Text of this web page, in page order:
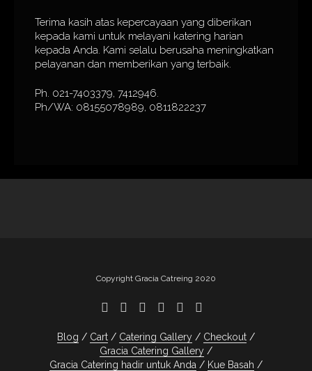
Terima kasih atas kepercayaan yang diberikan
kepada kami untuk melayani katering harian
kepada Anda. Kami selalu berusaha meningkatkan
pelayanan dan memberikan yang terbaik.
Ph. 021-7403379, 7412946.
Ph/WA: 08155078989, 0811822237
Copyright Gracia Catreing 2020
Blog Cart Catering Gallery
Checkout
Gracia Catering Gallery
Gracia Catering hadir untuk Anda
Kue Basah